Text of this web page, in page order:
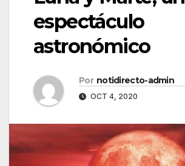
espectáculo
astronómico
Por notidirecto-admin
OCT 4, 2020